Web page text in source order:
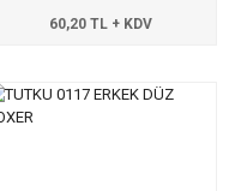
60,20 TL + KDV